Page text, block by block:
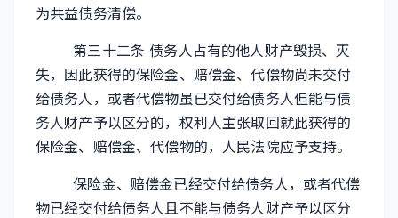
为共益债务清偿。
第三十二条 债务人占有的他人财产毁损、灭
失，因此获得的保险金、赔偿金、代偿物尚未交付
给债务人，或者代偿物虽已交付给债务人但能与债
务人财产予以区分的，权利人主张取回就此获得的
保险金、赔偿金、代偿物的，人民法院应予支持。
保险金、赔偿金已经交付给债务人，或者代偿
物已经交付给债务人且不能与债务人财产予以区分